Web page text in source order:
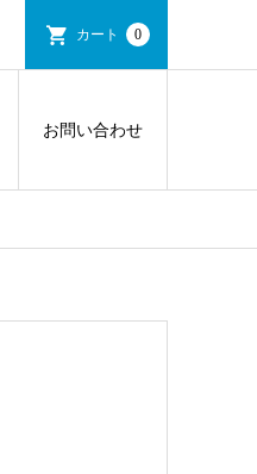
カート 0
お問い合わせ